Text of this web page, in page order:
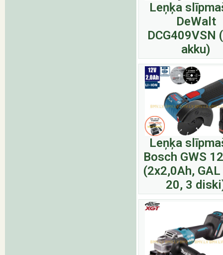
Leņķa
DeWalt
DCG409VSN
akku)
Leņķa
Bosch GWS
(2x2,0Ah,
20, 3